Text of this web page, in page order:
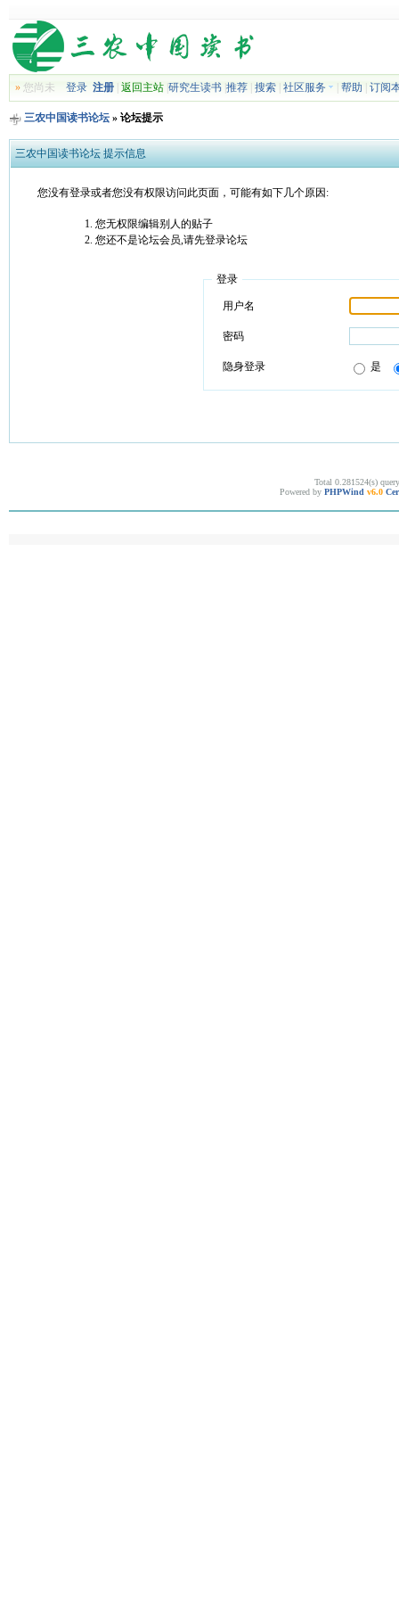
»您尚未 登录 注册| 返回主站| 研究生读书| 推荐| 搜索| 社区服务 帮助 订阅
三农中国读书论坛» 论坛提示
三农中国读书论坛 提示信息
您没有登录或者您没有权限访问此页面，可能有如下几个原因:
您无权限编辑别人的贴子
您还不是论坛会员,请先登录论坛
登录
用户名
密码
隐身登录 是
Total 0.281524(s)
Powered by PHPWind v6.0